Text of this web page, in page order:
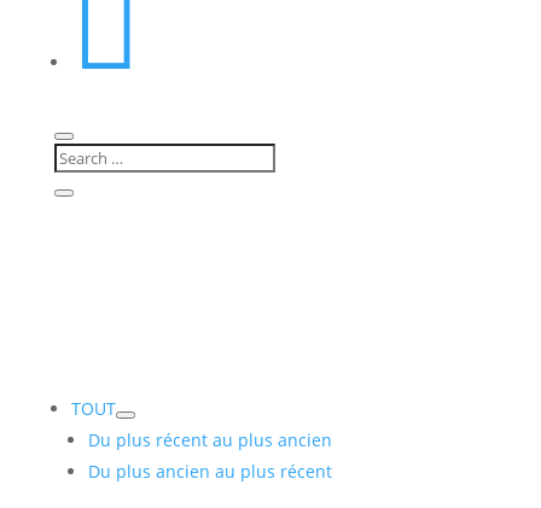

TOUT
Du plus récent au plus ancien
Du plus ancien au plus récent